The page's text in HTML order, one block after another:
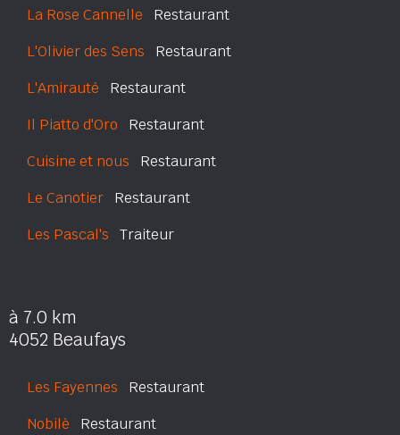
La Rose Cannelle Restaurant
L'Olivier des Sens Restaurant
L'Amirauté Restaurant
Il Piatto d'Oro Restaurant
Cuisine et nous Restaurant
Le Canotier Restaurant
Les Pascal's Traiteur
à 7.0 km
4052 Beaufays
Les Fayennes Restaurant
Nobilè Restaurant